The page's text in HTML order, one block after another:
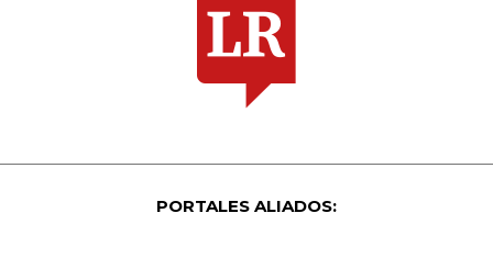
PORTALES ALIADOS: